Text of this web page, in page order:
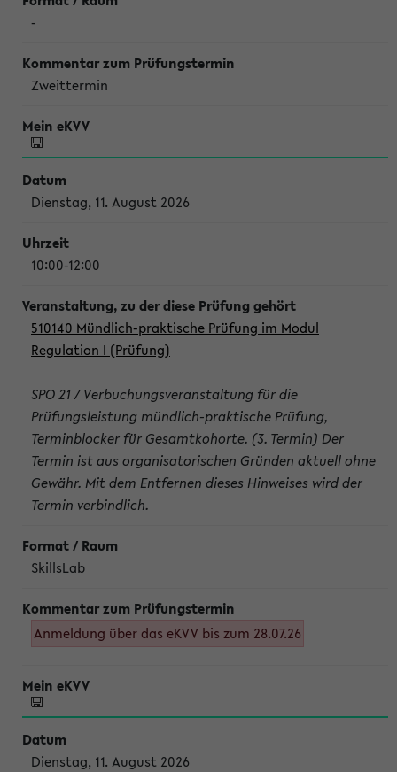
-
Zweittermin
Dienstag, 11. August 2026
10:00-12:00
510140 Mündlich-praktische Prüfung im Modul
Regulation I (Prüfung)
SPO 21 / Verbuchungsveranstaltung für die
Prüfungsleistung mündlich-praktische Prüfung,
Terminblocker für Gesamtkohorte. (3. Termin) Der
Termin ist aus organisatorischen Gründen aktuell ohne
Gewähr. Mit dem Entfernen dieses Hinweises wird der
Termin verbindlich.
SkillsLab
Anmeldung über das eKVV bis zum 28.07.26
Dienstag, 11. August 2026